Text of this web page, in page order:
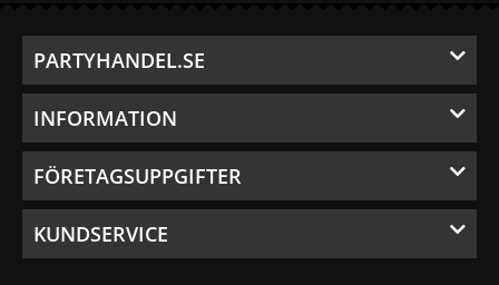
PARTYHANDEL.SE
INFORMATION
FÖRETAGSUPPGIFTER
KUNDSERVICE